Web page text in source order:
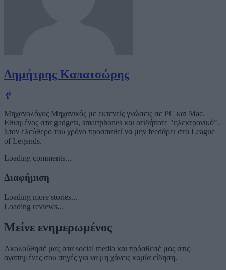
Δημήτρης Καπατσώρης
Μηχανολόγος Μηχανικός με εκτενείς γνώσεις σε PC και Mac.
Εθισμένος στα gadgets, smartphones και οτιδήποτε "ηλεκτρονικό".
Στον ελεύθερο του χρόνο προσπαθεί να μην feedάρει στο League
of Legends.
Loading comments...
Διαφήμιση
Loading more stories...
Loading reviews...
Μείνε ενημερωμένος
Ακολούθησέ μας στα social media και πρόσθεσέ μας στις
αγαπημένες σου πηγές για να μη χάνεις καμία είδηση.